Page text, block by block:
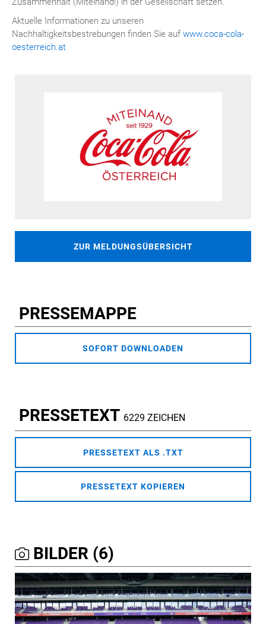
Aktuelle Informationen zu unseren
Nachhaltigkeitsbestrebungen finden Sie auf www.coca-cola-
oesterreich.at
ZUR MELDUNGSÜBERSICHT
PRESSEMAPPE
SOFORT DOWNLOADEN
PRESSETEXT 6229 ZEICHEN
PRESSETEXT ALS .TXT
PRESSETEXT KOPIEREN
BILDER (6)